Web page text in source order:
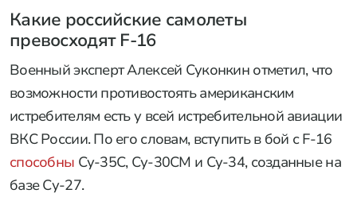
Какие российские самолеты
превосходят F-16
Военный эксперт Алексей Суконкин отметил, что
возможности противостоять американским
истребителям есть у всей истребительной авиации
ВКС России. По его словам, вступить в бой с F-16
способны Су-35С, Су-30СМ и Су-34, созданные на
базе Су-27.